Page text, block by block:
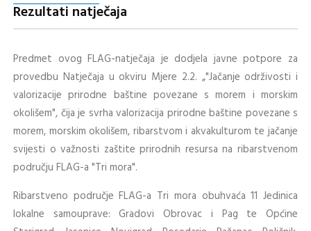
Rezultati natječaja
Predmet ovog FLAG-natječaja je dodjela javne potpore za
provedbu Natječaja u okviru Mjere 2.2. „"Jačanje održivosti i
valorizacije prirodne baštine povezane s morem i morskim
okolišem", čija je svrha valorizacija prirodne baštine povezane s
morem, morskim okolišem, ribarstvom i akvakulturom te jačanje
svijesti o važnosti zaštite prirodnih resursa na ribarstvenom
području FLAG-a "Tri mora".
Ribarstveno područje FLAG-a Tri mora obuhvaća 11 Jedinica
lokalne samouprave: Gradovi Obrovac i Pag te Općine